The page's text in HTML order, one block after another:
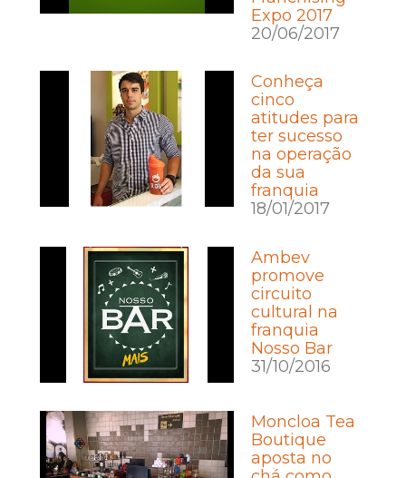
Expo 2017
20/06/2017
Conheça
cinco
atitudes para
ter sucesso
na operação
da sua
franquia
18/01/2017
Ambev
promove
circuito
cultural na
franquia
Nosso Bar
31/10/2016
Moncloa Tea
Boutique
aposta no